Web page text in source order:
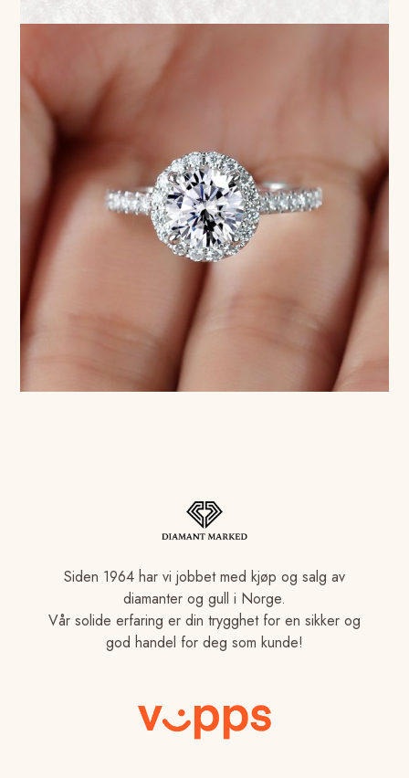
Siden 1964 har vi jobbet med kjøp og salg av
diamanter og gull i Norge.
Vår solide erfaring er din trygghet for en sikker og
god handel for deg som kunde!